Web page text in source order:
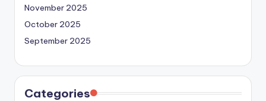
November 2025
October 2025
September 2025
Categories